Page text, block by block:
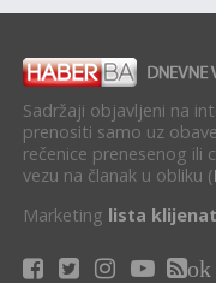
Sadržaji objavljeni na
prenositi samo uz
rečenice prenesenog
vezu na članak u obliku (
Marketing lista
ok